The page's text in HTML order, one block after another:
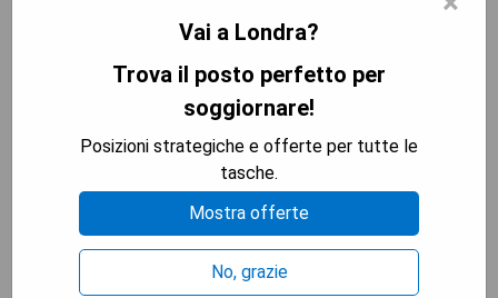
The Athenaeum Hotel &
Residences
Vai a Londra?
Trova il posto perfetto per
soggiornare!
Posizioni strategiche e offerte per tutte le
tasche.
Mostra offerte
No, grazie